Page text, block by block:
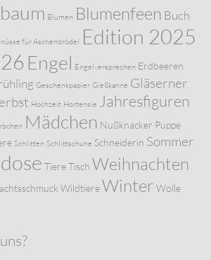
Blumen Blumenfeen Buch
für Aschenbrödel Edition 2025
Engel Engelversprechen Erdbeeren
Geschenkpapier Gießkanne Gläserner
Hochzeit Hortensie Jahresfiguren
Mädchen Nußknacker Puppe
Schlitten Schlittschuhe Schneiderin Sommer
TiereTisch Weihnachten
WildtiereWinter Wolle